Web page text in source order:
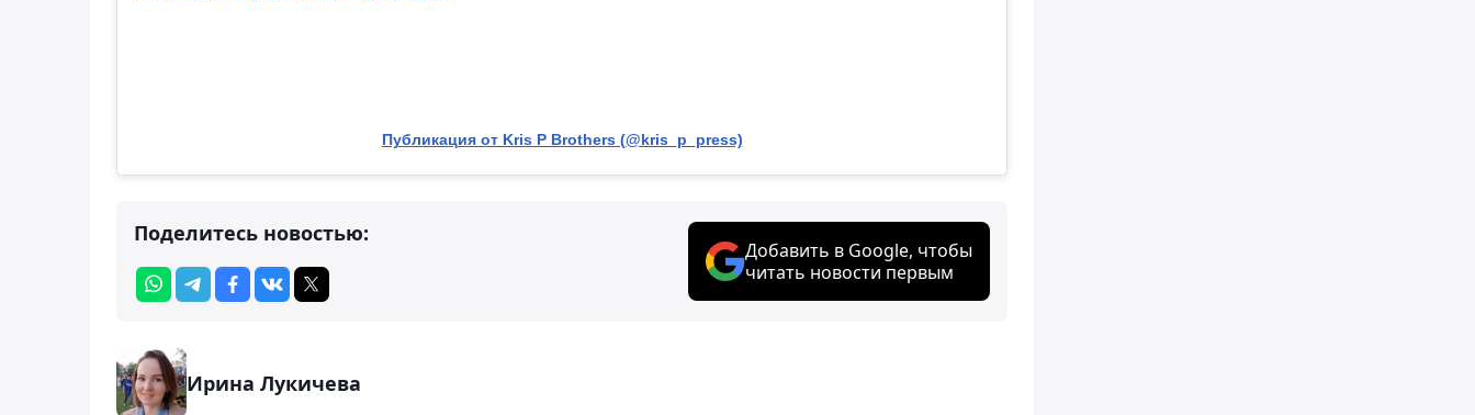
Публикация от Kris P Brothers (@kris_p_press)
Поделитесь новостью:
Добавить в Google, чтобы
читать новости первым
Ирина Лукичева